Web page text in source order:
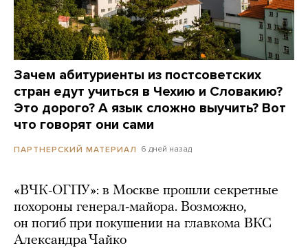
Зачем абитуриенты из постсоветских
стран едут учиться в Чехию и Словакию?
Это дорого? А язык сложно выучить? Вот
что говорят они сами
ПАРТНЕРСКИЙ МАТЕРИАЛ 6 дней назад
«ВЧК-ОГПУ»: в Москве прошли секретные
похороны генерал-майора. Возможно,
он погиб при покушении на главкома ВКС
Александра Чайко